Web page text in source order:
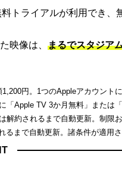
トライアルが利用でき、
映像は、 まるでスタジア
円。1つのAppleアカウント
Apple TV 3か月無料」または
約されるまで自動更新。制限
まで自動更新。諸条件が適用さ